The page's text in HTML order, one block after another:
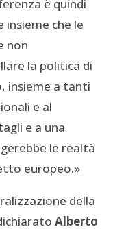
è quindi
insieme che le
non
la politica di
insieme a tanti
e al
e a una
le realtà
europeo.»
della
Alberto